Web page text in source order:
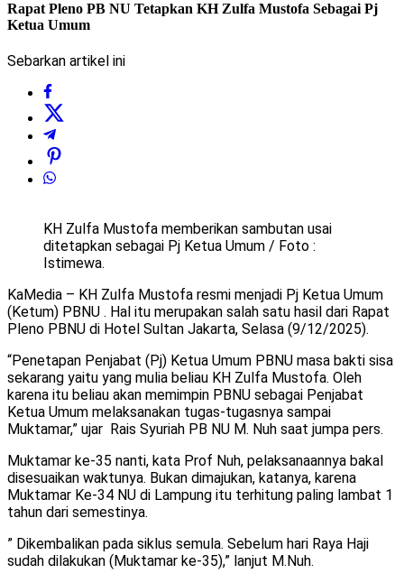
Rapat Pleno PB NU Tetapkan KH Zulfa Mustofa Sebagai Pj
Ketua Umum
Sebarkan artikel ini
KH Zulfa Mustofa memberikan sambutan usai
ditetapkan sebagai Pj Ketua Umum / Foto :
Istimewa.
KaMedia – KH Zulfa Mustofa resmi menjadi Pj Ketua Umum
(Ketum) PBNU . Hal itu merupakan salah satu hasil dari Rapat
Pleno PBNU di Hotel Sultan Jakarta, Selasa (9/12/2025).
“Penetapan Penjabat (Pj) Ketua Umum PBNU masa bakti sisa
sekarang yaitu yang mulia beliau KH Zulfa Mustofa. Oleh
karena itu beliau akan memimpin PBNU sebagai Penjabat
Ketua Umum melaksanakan tugas-tugasnya sampai
Muktamar,” ujar Rais Syuriah PB NU M. Nuh saat jumpa pers.
Muktamar ke-35 nanti, kata Prof Nuh, pelaksanaannya bakal
disesuaikan waktunya. Bukan dimajukan, katanya, karena
Muktamar Ke-34 NU di Lampung itu terhitung paling lambat 1
tahun dari semestinya.
” Dikembalikan pada siklus semula. Sebelum hari Raya Haji
sudah dilakukan (Muktamar ke-35),” lanjut M.Nuh.